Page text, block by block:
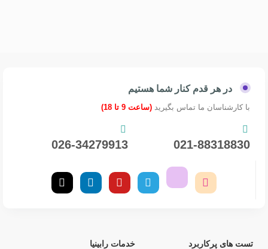
در هر قدم کنار شما هستیم
با کارشناسان ما تماس بگیرید (ساعت 9 تا 18)
021-88318830
026-34279913
تست های پرکاربرد خدمات رابینیا